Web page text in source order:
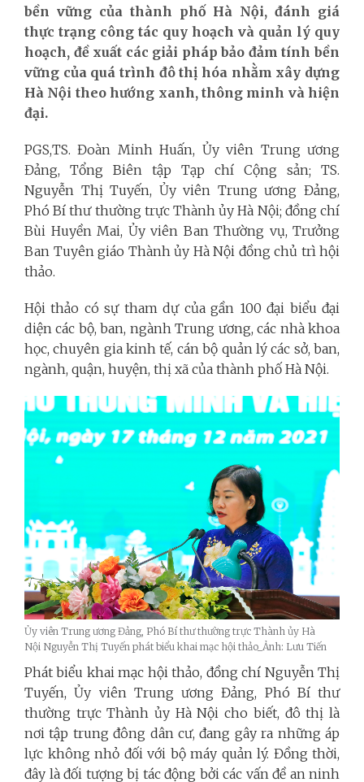
bền vững của thành phố Hà Nội, đánh giá
thực trạng công tác quy hoạch và quản lý quy
hoạch, đề xuất các giải pháp bảo đảm tính bền
vững của quá trình đô thị hóa nhằm xây dựng
Hà Nội theo hướng xanh, thông minh và hiện
đại.
PGS,TS. Đoàn Minh Huấn, Ủy viên Trung ương
Đảng, Tổng Biên tập Tạp chí Cộng sản; TS.
Nguyễn Thị Tuyến, Ủy viên Trung ương Đảng,
Phó Bí thư thường trực Thành ủy Hà Nội; đồng chí
Bùi Huyền Mai, Ủy viên Ban Thường vụ, Trưởng
Ban Tuyên giáo Thành ủy Hà Nội đồng chủ trì hội
thảo.
Hội thảo có sự tham dự của gần 100 đại biểu đại
diện các bộ, ban, ngành Trung ương, các nhà khoa
học, chuyên gia kinh tế, cán bộ quản lý các sở, ban,
ngành, quận, huyện, thị xã của thành phố Hà Nội.
Ủy viên Trung ương Đảng, Phó Bí thư thường trực Thành ủy Hà
Nội Nguyễn Thị Tuyến phát biểu khai mạc hội thảo_Ảnh: Lưu Tiến
Phát biểu khai mạc hội thảo, đồng chí Nguyễn Thị
Tuyến, Ủy viên Trung ương Đảng, Phó Bí thư
thường trực Thành ủy Hà Nội cho biết, đô thị là
nơi tập trung đông dân cư, đang gây ra những áp
lực không nhỏ đối với bộ máy quản lý. Đồng thời,
đây là đối tượng bị tác động bởi các vấn đề an ninh